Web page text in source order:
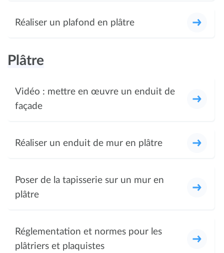
Réaliser un plafond en plâtre
Plâtre
Vidéo : mettre en œuvre un enduit de
façade
Réaliser un enduit de mur en plâtre
Poser de la tapisserie sur un mur en
plâtre
Réglementation et normes pour les
plâtriers et plaquistes